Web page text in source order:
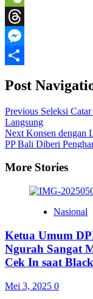
WeChat
Threads
Messenger
Post
Previous Seleksi
Langsung
Next Konsen dengan
PP Bali Diberi
More Stories
Nasional
Ketua Umum
Ngurah Sangat
Cek In saat
Mei 3, 2025 0